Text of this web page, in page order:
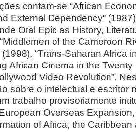
contam-se “African
External Dependency”
Oral Epic as History,
of the Cameroon
“Trans-Saharan Africa
African Cinema in the
Video Revolution”.
sobre o intelectual e escritor
trabalho provisoriamente
Overseas
of Africa, the Caribbean